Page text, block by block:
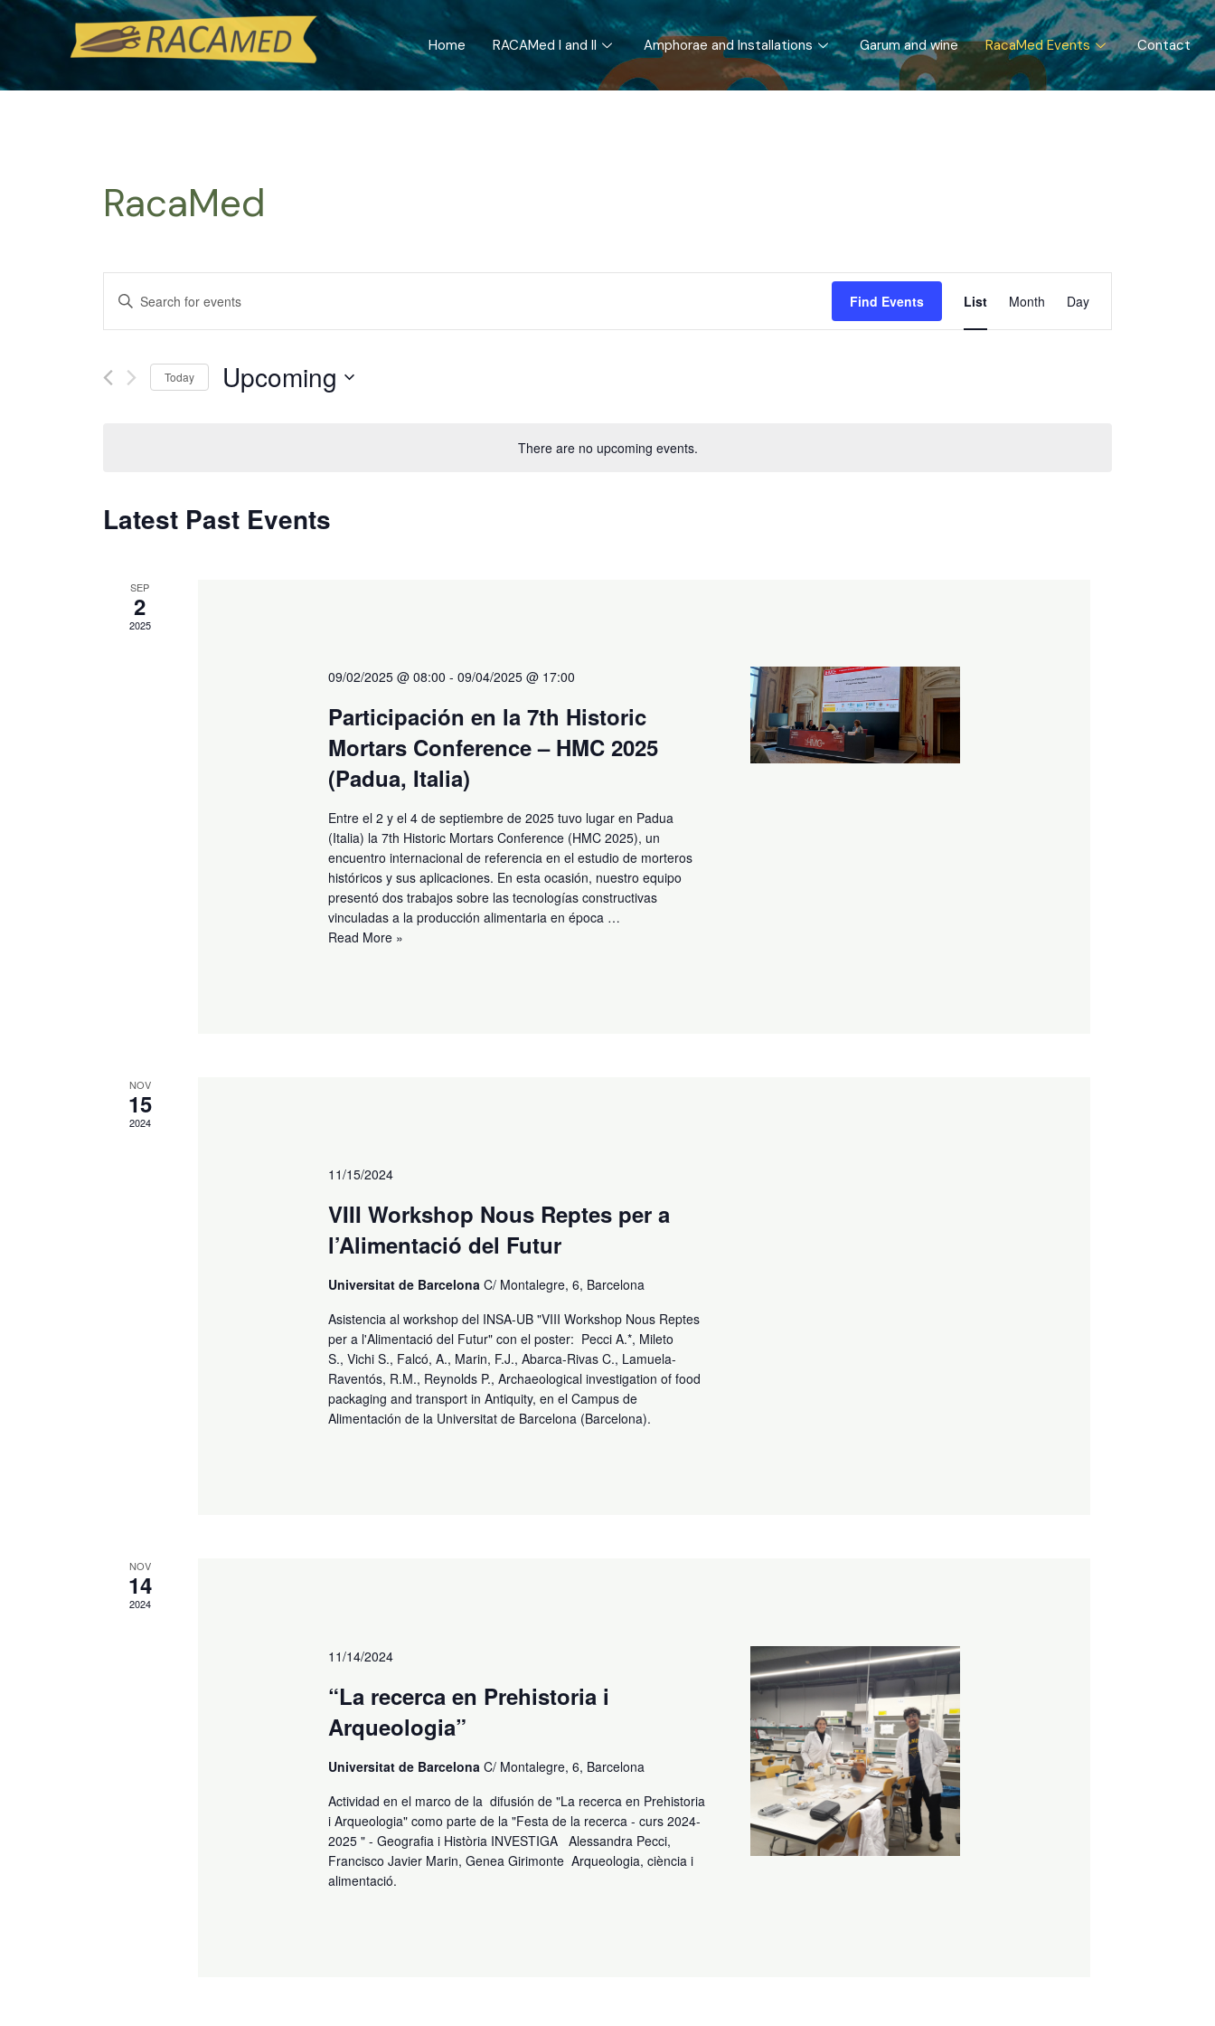
Skip
Home RACAMed I and II Amphorae and Installations Garum and wine RacaMed Events Contact
There are no upcoming events.
RacaMed
Events
Search
and
Views
Enter
Keyword.
for
Find Events
Views
Navigation
List Month Day
Today Upcoming
Latest Past Events
SEP
2
2025
09/02/2025 @ 08:00 -09/04/2025 @ 17:00
Participación en la 7th Historic
Mortars Conference – HMC 2025
(Padua, Italia)
Entre el 2 y el 4 de septiembre de 2025 tuvo lugar en Padua
(Italia) la 7th Historic Mortars Conference (HMC 2025), un
encuentro internacional de referencia en el estudio de morteros
históricos y sus aplicaciones. En esta ocasión, nuestro equipo
presentó dos trabajos sobre las tecnologías constructivas
vinculadas a la producción alimentaria en época …
Historic
Conference
–
HMC
2025
(Padua,
Italia)
Read More »
NOV
15
2024
11/15/2024
VIII Workshop Nous Reptes per a
l’Alimentació del Futur
Universitat de BarcelonaC/ Montalegre, 6, Barcelona
Asistencia al workshop del INSA-UB "VIII Workshop Nous Reptes
per a l'Alimentació del Futur" con el poster: Pecci A.*, Mileto
S., Vichi S., Falcó, A., Marin, F.J., Abarca-Rivas C., Lamuela-
Raventós, R.M., Reynolds P., Archaeological investigation of food
packaging and transport in Antiquity, en el Campus de
Alimentación de la Universitat de Barcelona (Barcelona).
NOV
14
2024
11/14/2024
“La recerca en Prehistoria i
Arqueologia”
Universitat de BarcelonaC/ Montalegre, 6, Barcelona
Actividad en el marco de la difusión de "La recerca en Prehistoria
i Arqueologia" como parte de la "Festa de la recerca - curs 2024-
2025 " - Geografia i Història INVESTIGA Alessandra Pecci,
Francisco Javier Marin, Genea Girimonte Arqueologia, ciència i
alimentació.